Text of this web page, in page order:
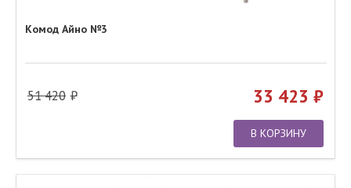
Комод Айно №3
51 420 33 423
В КОРЗИНУ